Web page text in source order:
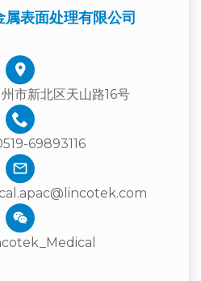
表面处理有限公司
市新北区天山路16号
69893116